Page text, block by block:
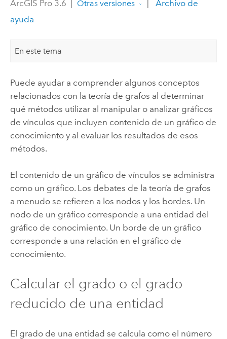
ArcGIS Pro 3.6 Otras versiones
Archivo de
ayuda
En este tema
Puede ayudar a comprender algunos conceptos
relacionados con la teoría de grafos al determinar
qué métodos utilizar al manipular o analizar gráficos
de vínculos que incluyen contenido de un gráfico de
conocimiento y al evaluar los resultados de esos
métodos.
El contenido de un gráfico de vínculos se administra
como un gráfico. Los debates de la teoría de grafos
a menudo se refieren a los nodos y los bordes. Un
nodo de un gráfico corresponde a una entidad del
gráfico de conocimiento. Un borde de un gráfico
corresponde a una relación en el gráfico de
conocimiento.
Calcular el grado o el grado
reducido de una entidad
El grado de una entidad se calcula como el número